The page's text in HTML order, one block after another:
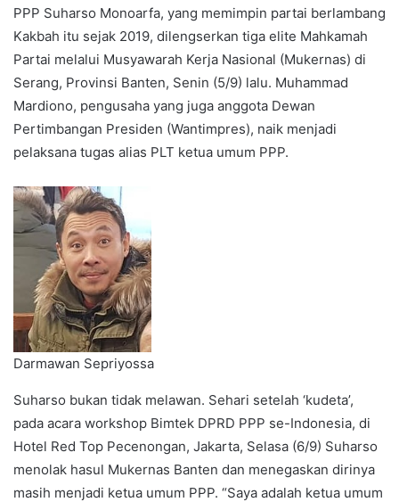
PPP Suharso Monoarfa, yang memimpin partai berlambang
Kakbah itu sejak 2019, dilengserkan tiga elite Mahkamah
Partai melalui Musyawarah Kerja Nasional (Mukernas) di
Serang, Provinsi Banten, Senin (5/9) lalu. Muhammad
Mardiono, pengusaha yang juga anggota Dewan
Pertimbangan Presiden (Wantimpres), naik menjadi
pelaksana tugas alias PLT ketua umum PPP.
Darmawan Sepriyossa
Suharso bukan tidak melawan. Sehari setelah ‘kudeta’,
pada acara workshop Bimtek DPRD PPP se-Indonesia, di
Hotel Red Top Pecenongan, Jakarta, Selasa (6/9) Suharso
menolak hasul Mukernas Banten dan menegaskan dirinya
masih menjadi ketua umum PPP. “Saya adalah ketua umum